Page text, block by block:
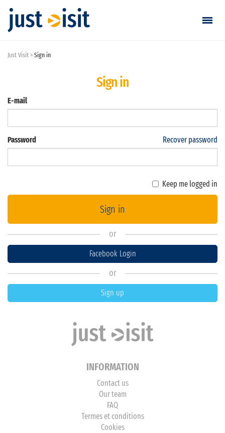
Just Visit Sign in
Sign in
E-mail
Recover password
Password
Keep me logged in
Sign in
or
Facebook Login
or
Sign up
INFORMATION
Contact us
Our team
FAQ
Termes et conditions
Cookies
Create visit
S'identifier / S'inscrire
Français